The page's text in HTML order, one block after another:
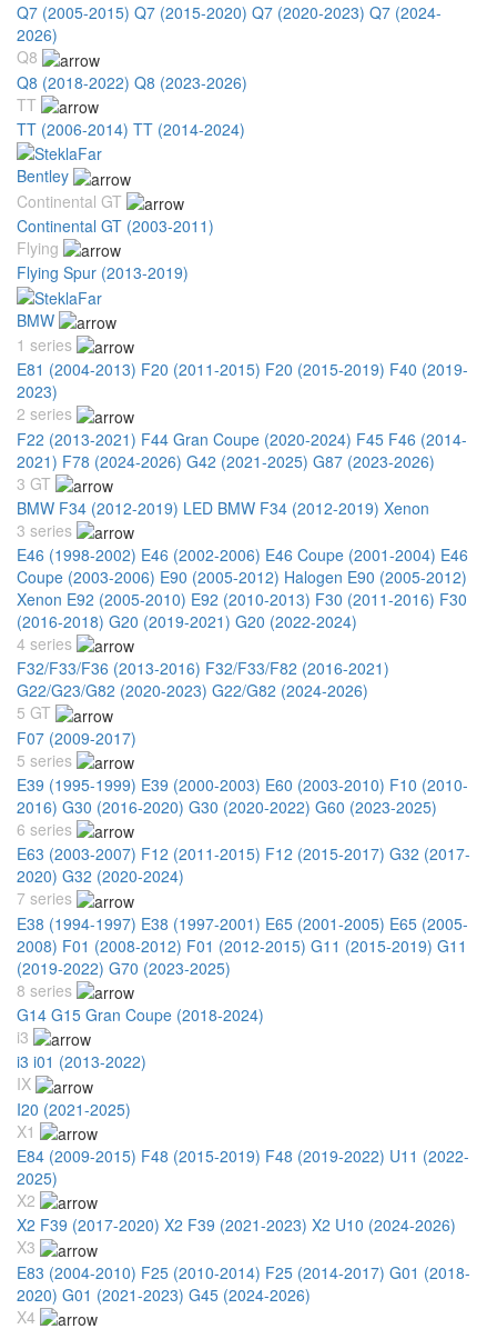
Q7 (2005-2015) Q7 (2015-2020) Q7 (2020-2023) Q7 (2024-
2026)
Q8
Q8 (2018-2022) Q8 (2023-2026)
TT
TT (2006-2014) TT (2014-2024)
Bentley
Continental GT
Continental GT (2003-2011)
Flying
Flying Spur (2013-2019)
BMW
1 series
E81 (2004-2013) F20 (2011-2015) F20 (2015-2019) F40 (2019-
2023)
2 series
F22 (2013-2021) F44 Gran Coupe (2020-2024) F45 F46 (2014-
2021) F78 (2024-2026) G42 (2021-2025) G87 (2023-2026)
3 GT
BMW F34 (2012-2019) LED BMW F34 (2012-2019) Xenon
3 series
E46 (1998-2002) E46 (2002-2006) E46 Coupe (2001-2004) E46
Coupe (2003-2006) E90 (2005-2012) Halogen E90 (2005-2012)
Xenon E92 (2005-2010) E92 (2010-2013) F30 (2011-2016) F30
(2016-2018) G20 (2019-2021) G20 (2022-2024)
4 series
F32/F33/F36 (2013-2016) F32/F33/F82 (2016-2021)
G22/G23/G82 (2020-2023) G22/G82 (2024-2026)
5 GT
F07 (2009-2017)
5 series
E39 (1995-1999) E39 (2000-2003) E60 (2003-2010) F10 (2010-
2016) G30 (2016-2020) G30 (2020-2022) G60 (2023-2025)
6 series
E63 (2003-2007) F12 (2011-2015) F12 (2015-2017) G32 (2017-
2020) G32 (2020-2024)
7 series
E38 (1994-1997) E38 (1997-2001) E65 (2001-2005) E65 (2005-
2008) F01 (2008-2012) F01 (2012-2015) G11 (2015-2019) G11
(2019-2022) G70 (2023-2025)
8 series
G14 G15 Gran Coupe (2018-2024)
i3
i3 i01 (2013-2022)
IX
I20 (2021-2025)
X1
E84 (2009-2015) F48 (2015-2019) F48 (2019-2022) U11 (2022-
2025)
X2
X2 F39 (2017-2020) X2 F39 (2021-2023) X2 U10 (2024-2026)
X3
E83 (2004-2010) F25 (2010-2014) F25 (2014-2017) G01 (2018-
2020) G01 (2021-2023) G45 (2024-2026)
X4